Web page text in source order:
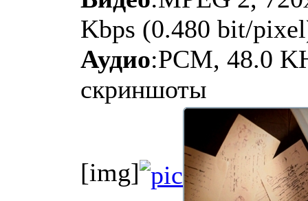
Kbps (0.480 bit/
Аудио:PCM, 48.0
скриншоты
[img]